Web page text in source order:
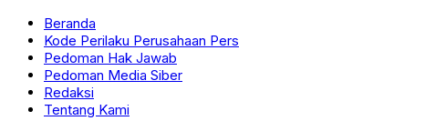
Beranda
Kode Perilaku Perusahaan Pers
Pedoman Hak Jawab
Pedoman Media Siber
Redaksi
Tentang Kami